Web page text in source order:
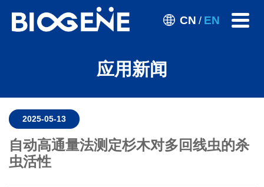
CN / EN
应用新闻
2025-05-13
自动高通量法测定杉木对多回线虫的杀
虫活性